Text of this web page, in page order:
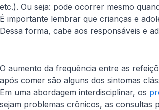
etc.). Ou seja: pode ocorrer mesmo
É importante lembrar que crianças e
Dessa forma, cabe aos responsáveis e
O aumento da frequência entre as
após comer são alguns dos sintomas
Em uma abordagem interdisciplinar, os
sejam problemas crônicos, as consultas